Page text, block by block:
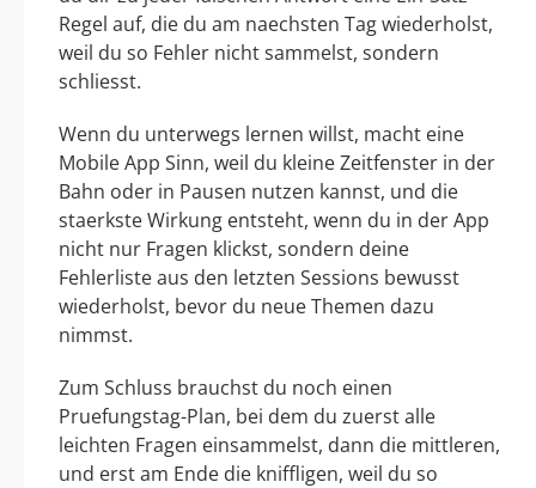
Regel auf, die du am naechsten Tag wiederholst,
weil du so Fehler nicht sammelst, sondern
schliesst.
Wenn du unterwegs lernen willst, macht eine
Mobile App Sinn, weil du kleine Zeitfenster in der
Bahn oder in Pausen nutzen kannst, und die
staerkste Wirkung entsteht, wenn du in der App
nicht nur Fragen klickst, sondern deine
Fehlerliste aus den letzten Sessions bewusst
wiederholst, bevor du neue Themen dazu
nimmst.
Zum Schluss brauchst du noch einen
Pruefungstag-Plan, bei dem du zuerst alle
leichten Fragen einsammelst, dann die mittleren,
und erst am Ende die kniffligen, weil du so